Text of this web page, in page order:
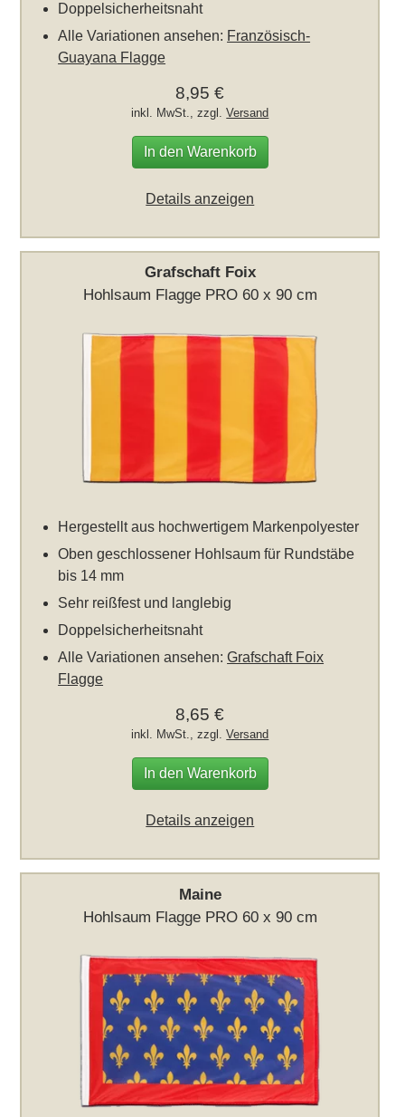
Doppelsicherheitsnaht
Alle Variationen ansehen: Französisch-
Guayana Flagge
8,95 €
inkl. MwSt., zzgl.Versand
In den Warenkorb
Details anzeigen
Grafschaft Foix
Hohlsaum Flagge PRO 60 x 90 cm
Hergestellt aus hochwertigem Markenpolyester
Oben geschlossener Hohlsaum für Rundstäbe
bis 14 mm
Sehr reißfest und langlebig
Doppelsicherheitsnaht
Alle Variationen ansehen:Grafschaft Foix
Flagge
8,65 €
inkl. MwSt., zzgl.Versand
In den Warenkorb
Details anzeigen
Maine
Hohlsaum Flagge PRO 60 x 90 cm